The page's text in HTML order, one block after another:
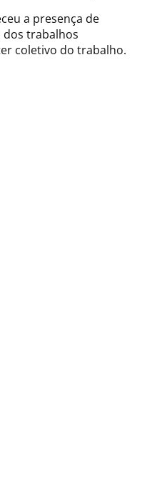
a presença de
dos trabalhos
coletivo do trabalho.